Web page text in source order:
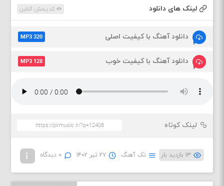
لینک های دانلود کد پخش آنلاین
دانلود آهنگ با کیفیت اصلی MP3 320
دانلود آهنگ با کیفیت خوب MP3 128
لینک کوتاه
۱۳ بازدید بار تک آهنگ ۲۷ تیر ۱۴۰۲ ۰ دیدگاه